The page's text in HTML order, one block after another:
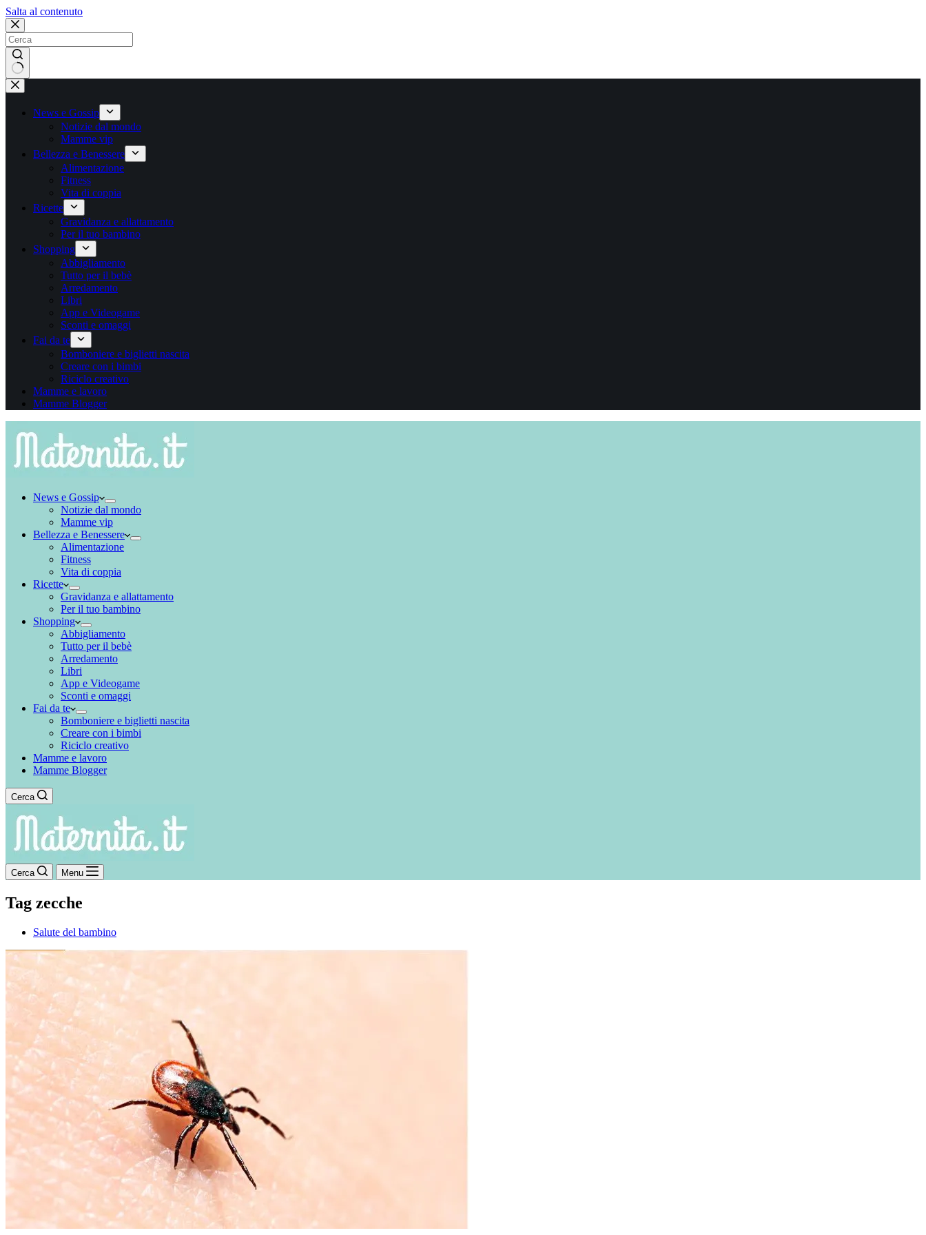
Salta al contenutoSalta
contenuto
Nessun
risultato
News e Gossip
Notizie dal mondo
Mamme vip
Bellezza e Benessere
Alimentazione
Fitness
Vita di coppia
Ricette
Gravidanza e allattamento
Per il tuo bambino
Shopping
Abbigliamento
Tutto per il bebè
Arredamento
Libri
App e Videogame
Sconti e omaggi
Fai da te
Bomboniere e biglietti nascita
Creare con i bimbi
Riciclo creativo
Mamme e lavoro
Mamme Blogger
News e Gossip
Notizie dal mondo
Mamme vip
Bellezza e Benessere
Alimentazione
Fitness
Vita di coppia
Ricette
Gravidanza e allattamento
Per il tuo bambino
Shopping
Abbigliamento
Tutto per il bebè
Arredamento
Libri
App e Videogame
Sconti e omaggi
Fai da te
Bomboniere e biglietti nascita
Creare con i bimbi
Riciclo creativo
Mamme e lavoro
Mamme Blogger
Cerca
Cerca Menu
Tag zecche
Salute del bambino